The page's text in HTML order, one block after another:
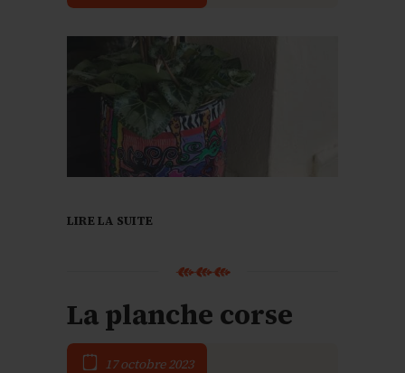
LIRE LA SUITE
La planche corse
17 octobre 2023